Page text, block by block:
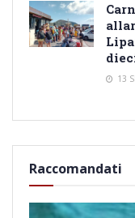
13
Raccomandati